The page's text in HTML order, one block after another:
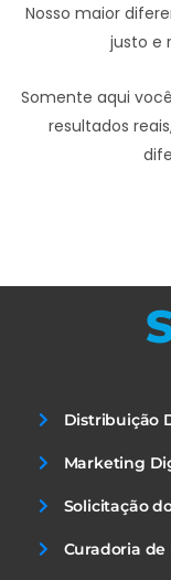
Nosso maior
justo e
Somente aqui
resultados
Distribuição
Marketing
Solicitação
Curadoria de